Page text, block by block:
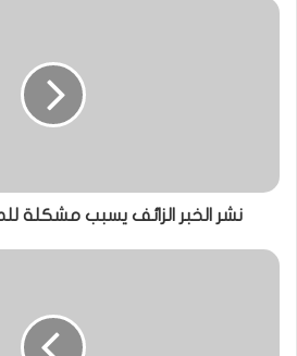
نشر الخبر الزائف يسبب